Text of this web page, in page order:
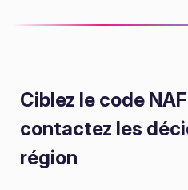
Ciblez le code
contactez les
région